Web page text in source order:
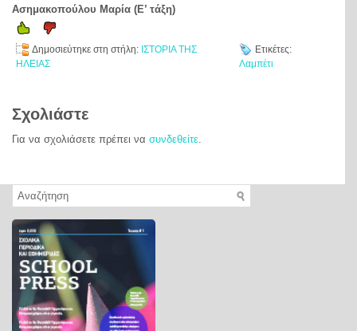
Ασημακοπούλου Μαρία (Ε’ τάξη)
Δημοσιεύτηκε στη στήλη: ΙΣΤΟΡΙΑ ΤΗΣ
ΗΛΕΙΑΣ
Ετικέτες:
Λαμπέτι
Σχολιάστε
Για να σχολιάσετε πρέπει να συνδεθείτε.